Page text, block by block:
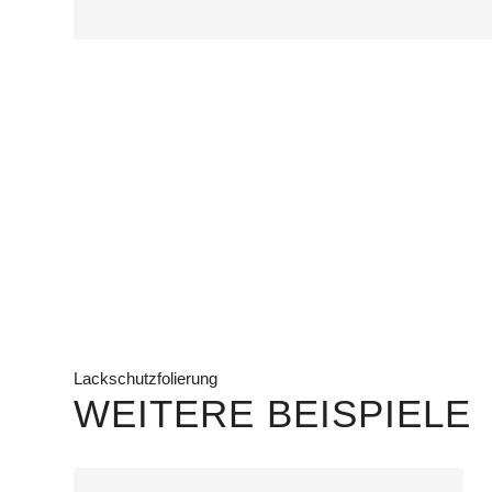
Lackschutzfolierung
WEITERE BEISPIELE